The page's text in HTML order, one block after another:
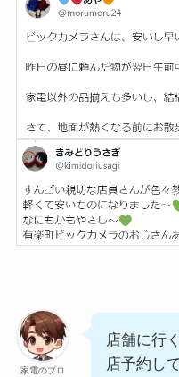
家電のプロ
店舗に行
店予約し